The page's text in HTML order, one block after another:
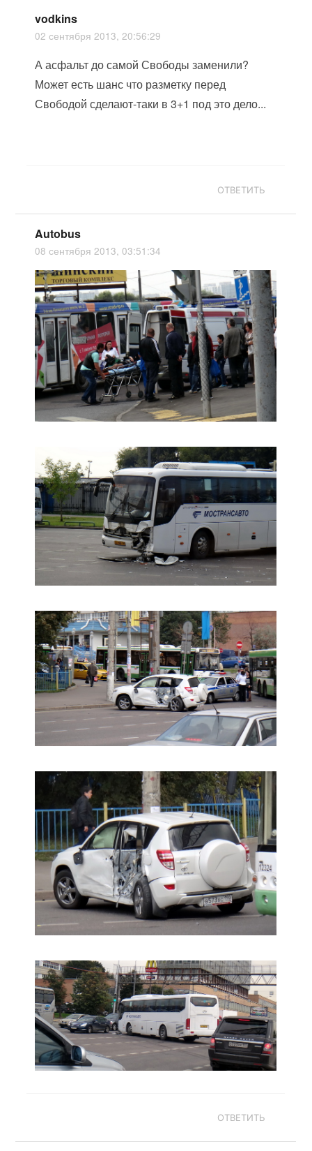
vodkins
02 сентября 2013, 20:56:29
А асфальт до самой Свободы заменили?
Может есть шанс что разметку перед
Свободой сделают-таки в 3+1 под это дело...
ОТВЕТИТЬ
Autobus
08 сентября 2013, 03:51:34
ОТВЕТИТЬ